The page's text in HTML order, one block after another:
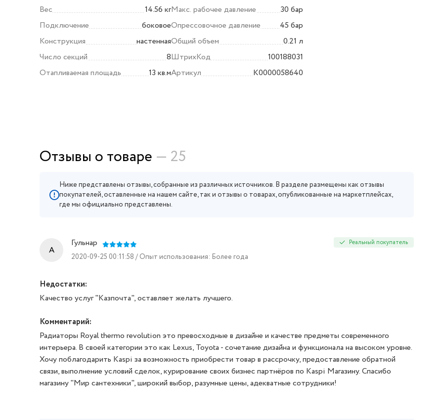
Вес
14.56 кг
Подключение
боковое
Конструкция
настенная
Число секций
8
Отапливаемая площадь
13 кв.м
Макс. рабочее давление
30 бар
Опрессовочное давление
45 бар
Общий объем
0.21 л
ШтрихКод
100188031
Артикул
K0000058640
Отзывы о товаре — 25
Ниже представлены отзывы, собранные из различных источников. В разделе размещены как отзывы
покупателей, оставленные на нашем сайте, так и отзывы о товарах, опубликованные на маркетплейсах,
где мы официально представлены.
A
Гульнар
2020-09-25 00:11:58 / Опыт использования: Более года
Реальный покупатель
Недостатки:
Качество услуг "Казпочта", оставляет желать лучшего.
Комментарий:
Радиаторы Royal thermo revolution это превосходные в дизайне и качестве предметы современного
интерьера. В своей категории это как Lexus, Toyota - сочетание дизайна и функционала на высоком уровне.
Хочу поблагодарить Kaspi за возможность приобрести товар в рассрочку, предоставление обратной
связи, выполнение условий сделок, курирование своих бизнес партнёров по Kaspi Магазину. Спасибо
магазину "Мир сантехники", широкий выбор, разумные цены, адекватные сотрудники!